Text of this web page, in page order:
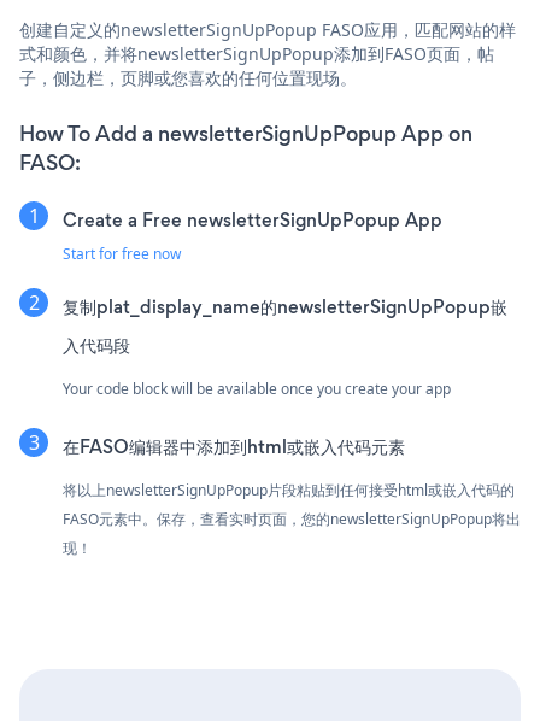
创建自定义的newsletterSignUpPopup FASO应用，匹配网站的样
式和颜色，并将newsletterSignUpPopup添加到FASO页面，帖
子，侧边栏，页脚或您喜欢的任何位置现场。
How To Add a newsletterSignUpPopup App on
FASO:
Create a Free newsletterSignUpPopup App
Start for free now
复制plat_display_name的newsletterSignUpPopup嵌
入代码段
Your code block will be available once you create your app
在FASO编辑器中添加到html或嵌入代码元素
将以上newsletterSignUpPopup片段粘贴到任何接受html或嵌入代码的
FASO元素中。保存，查看实时页面，您的newsletterSignUpPopup将出
现！